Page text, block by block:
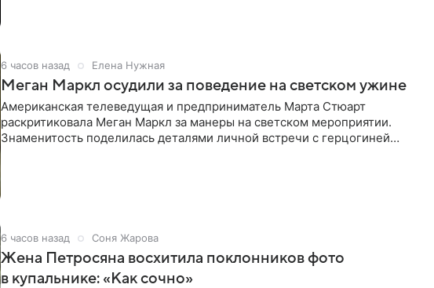
6 часов назад Елена Нужная
Меган Маркл осудили за поведение на светском ужине
Американская телеведущая и предприниматель Марта Стюарт
раскритиковала Меган Маркл за манеры на светском мероприятии.
Знаменитость поделилась деталями личной встречи с герцогиней
6 часов назад Соня Жарова
Жена Петросяна восхитила поклонников фото
в купальнике: «Как сочно»